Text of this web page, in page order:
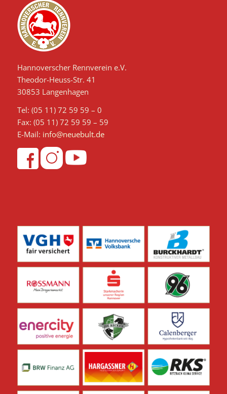
Hannoverscher Rennverein e.V.
Theodor-Heuss-Str. 41
30853 Langenhagen
Tel: (05 11) 72 59 59 – 0
Fax: (05 11) 72 59 59 – 59
E-Mail: info@neuebult.de